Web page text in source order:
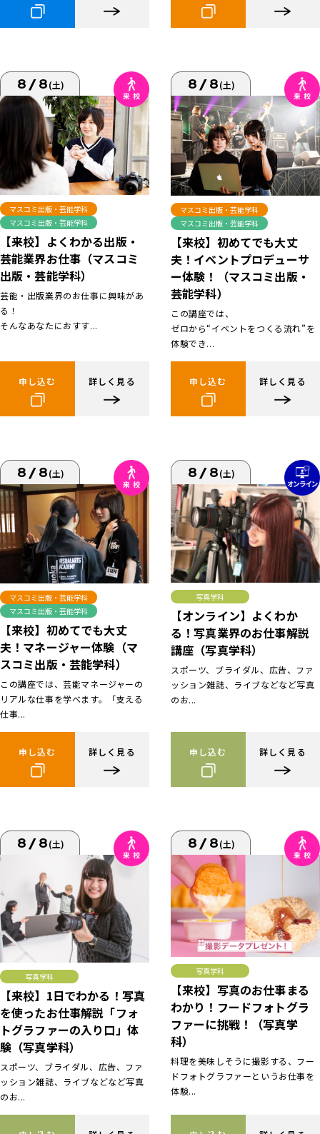
8/8(土)
マスコミ出版・芸能学科
マスコミ出版・芸能学科
【来校】よくわかる出版・
芸能業界お仕事（マスコミ
出版・芸能学科）
芸能・出版業界のお仕事に興味があ
る！
そんなあなたにおすす...
申し込む 詳しく見る
8/8(土)
マスコミ出版・芸能学科
マスコミ出版・芸能学科
【来校】初めてでも大丈
夫！イベントプロデューサ
ー体験！（マスコミ出版・
芸能学科）
この講座では、
ゼロから“イベントをつくる流れ”を
体験でき...
申し込む 詳しく見る
8/8(土)
マスコミ出版・芸能学科
マスコミ出版・芸能学科
【来校】初めてでも大丈
夫！マネージャー体験（マ
スコミ出版・芸能学科）
この講座では、芸能マネージャーの
リアルな仕事を学べます。「支える
仕事...
申し込む 詳しく見る
8/8(土)
写真学科
【オンライン】よくわか
る！写真業界のお仕事解説
講座（写真学科）
スポーツ、ブライダル、広告、ファ
ッション雑誌、ライブなどなど写真
のお...
申し込む 詳しく見る
8/8(土)
写真学科
【来校】1日でわかる！写真
を使ったお仕事解説「フォ
トグラファーの入り口」体
験（写真学科）
スポーツ、ブライダル、広告、ファ
ッション雑誌、ライブなどなど写真
のお...
8/8(土)
写真学科
【来校】写真のお仕事まる
わかり！フードフォトグラ
ファーに挑戦！（写真学
科）
料理を美味しそうに撮影する、フー
ドフォトグラファーというお仕事を
体験...